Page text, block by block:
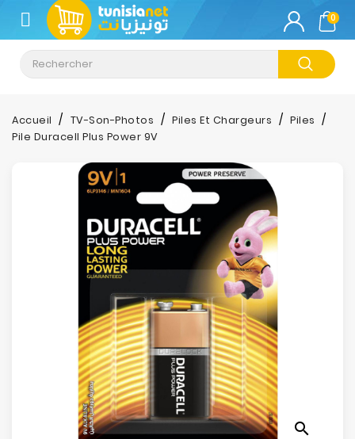
CATÉGORIE
Climatisation
Informatique
Electroménager
Bureautique
0
Accueil TV-Son-Photos Piles Et Chargeurs
Piles
Pile Duracell Plus Power 9V
search